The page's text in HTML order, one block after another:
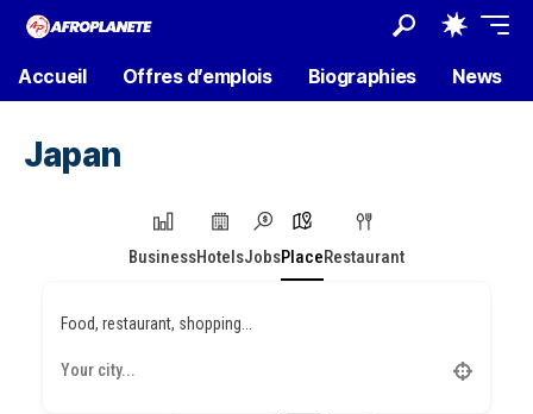
Accueil Offres d’emplois Biographies News
Japan
BusinessHotelsJobsPlaceRestaurant
Food, restaurant, shopping...